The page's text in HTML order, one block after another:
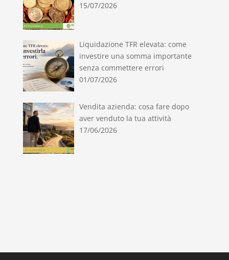
15/07/2026
Liquidazione TFR elevata: come
investire una somma importante
senza commettere errori
01/07/2026
Vendita azienda: cosa fare dopo
aver venduto la tua attività
17/06/2026